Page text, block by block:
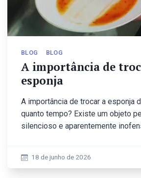
BLOG BLOG
A importância de
esponja
A importância de trocar a esponja
quanto tempo? Existe um objeto
silencioso e aparentemente
18 de junho de 2026